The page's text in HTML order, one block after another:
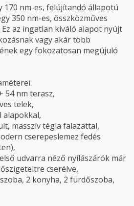
170 nm-es, felújítandó állapotú
350 nm-es, összközműves
az ingatlan kiváló alapot nyújt
vagy akár több
egy fokozatosan megújuló
54 nm terasz,
telek,
alapokkal,
masszív tégla falazattal,
cserepeslemez fedés
udvarra néző nyílászárók már
cserélve,
2 konyha, 2 fürdőszoba,